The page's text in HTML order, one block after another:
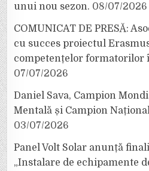
unui nou sezon. 08/07/2026
COMUNICAT DE PRESĂ:
cu succes proiectul
competențelor formatorilor
07/07/2026
Daniel Sava, Campion
Mentală și Campion
03/07/2026
Panel Volt Solar anunță
„Instalare de echipamente